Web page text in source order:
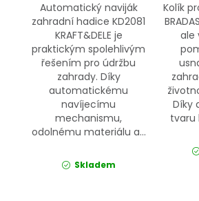
Automatický naviják
zahradní hadice KD2081
KRAFT&DELE je
praktickým spolehlivým
řešením pro údržbu
zahrady. Díky
automatickému
navíjecímu
mechanismu,
odolnému materiálu a...
Skladem
Kolík
ale
Díky
tvaru